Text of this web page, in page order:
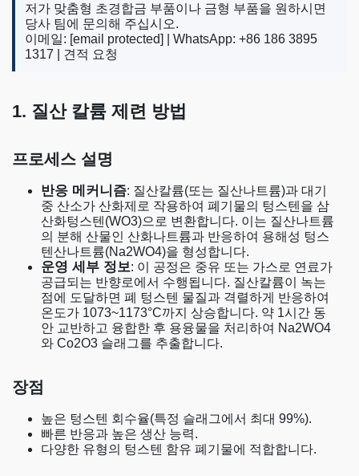
저가 맞춤형 초경합금 부품이나 금형 부품을 원하시면
당사 팀에 문의해 주십시오.
이메일: [email protected]
| WhatsApp: +86 186 3895
1317 | 견적 요청
1. 질산 칼륨 제련 방법
프로세스 설명
반응 메커니즘: 질산칼륨(또는 질산나트륨)과 대기
중 산소가 산화제로 작용하여 폐기물의 텅스텐을 삼
산화텅스텐(WO3)으로 변환합니다. 이는 질산나트륨
의 분해 산물인 산화나트륨과 반응하여 용해성 텅스
텐산나트륨(Na2WO4)을 형성합니다.
운영 세부 정보: 이 공정은 중유 또는 가스로 연료가
공급되는 반향로에서 수행됩니다. 질산칼륨이 녹는
점에 도달하면 폐 텅스텐 물질과 격렬하게 반응하여
온도가 1073~1173°C까지 상승합니다. 약 1시간 동
안 교반하고 융합한 후 용융물을 처리하여 Na2WO4
와 Co2O3 슬래그를 추출합니다.
장점
높은 텅스텐 회수율(특정 슬래그에서 최대 99%).
빠른 반응과 높은 생산 능력.
다양한 유형의 텅스텐 함유 폐기물에 적합합니다.